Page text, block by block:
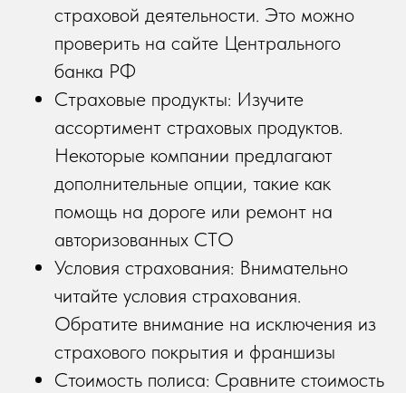
страховой деятельности. Это можно
проверить на сайте Центрального
банка РФ
Страховые продукты: Изучите
ассортимент страховых продуктов.
Некоторые компании предлагают
дополнительные опции, такие как
помощь на дороге или ремонт на
авторизованных СТО
Условия страхования: Внимательно
читайте условия страхования.
Обратите внимание на исключения из
страхового покрытия и франшизы
Стоимость полиса: Сравните стоимость